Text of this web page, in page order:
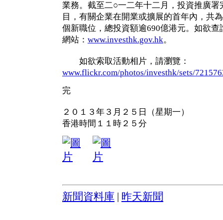
業務。截至二○一二年十二月，投資推廣署
目，有關企業在開業或擴展的首年內，共
個新職位，總投資額逾690億港元。如欲
網站： www.investhk.gov.hk。
如欲索取活動相片，請瀏覽：
www.flickr.com/photos/investhk/sets/
完
２０１３年３月２５日（星期一）
香港時間１１時２５分
新聞資料庫 昨天新聞